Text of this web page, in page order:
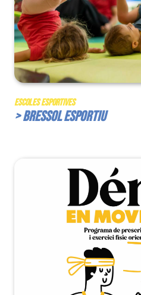
Escoles Esportives
> Bressol Esportiu